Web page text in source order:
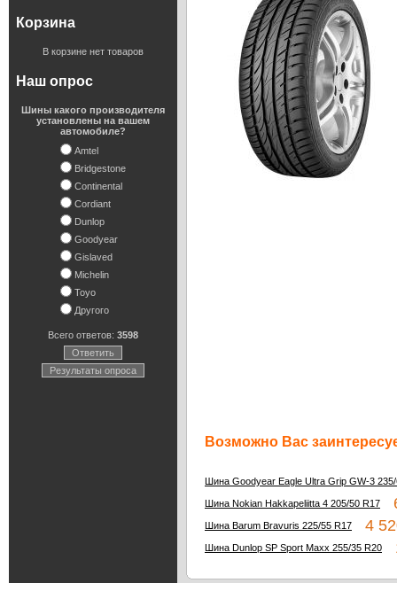
Корзина
В корзине нет товаров
Наш опрос
Шины какого производителя
установлены на вашем
автомобиле?
Amtel
Bridgestone
Continental
Cordiant
Dunlop
Goodyear
Gislaved
Michelin
Toyo
Другого
Всего ответов: 3598
Ответить
Результаты опроса
Возможно Вас
Шина Goodyear Eagle Ultra Grip GW-3
Шина Nokian Hakkapeliitta 4 205/50 R17
Шина Barum Bravuris 225/55 R17 4
Шина Dunlop SP Sport Maxx 255/35 R20